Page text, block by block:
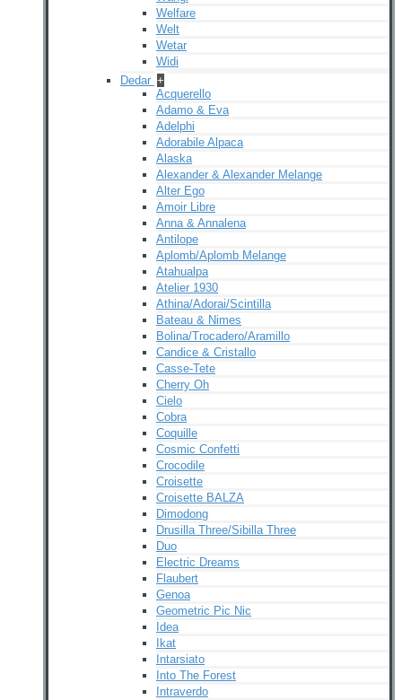
Welfare
Welt
Wetar
Widi
Dedar +
Acquerello
Adamo & Eva
Adelphi
Adorabile Alpaca
Alaska
Alexander & Alexander Melange
Alter Ego
Amoir Libre
Anna & Annalena
Antilope
Aplomb/Aplomb Melange
Atahualpa
Atelier 1930
Athina/Adorai/Scintilla
Bateau & Nimes
Bolina/Trocadero/Aramillo
Candice & Cristallo
Casse-Tete
Cherry Oh
Cielo
Cobra
Coquille
Cosmic Confetti
Crocodile
Croisette
Croisette BALZA
Dimodong
Drusilla Three/Sibilla Three
Duo
Electric Dreams
Flaubert
Genoa
Geometric Pic Nic
Idea
Ikat
Intarsiato
Into The Forest
Intraverdo